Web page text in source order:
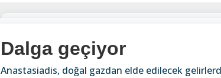
Dalga geçiyor
Anastasiadis, doğal gazdan elde edilecek